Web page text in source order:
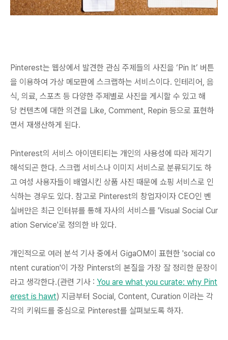
Pinterest는 웹상에서 발견한 관심 주제들의 사진을 ‘Pin It’ 버튼
을 이용하여 가상 메모판에 스크랩하는 서비스이다. 인테리어, 음
식, 의료, 스포츠 등 다양한 주제별로 사진을 게시할 수 있고 해
당 컨텐츠에 대한 의견을 Like, Comment, Repin 등으로 표현하
면서 재생산하게 된다.
Pinterest의 서비스 아이덴티티는 개인의 사용성에 따라 제각기
해석되곤 한다. 스크랩 서비스나 이미지 서비스로 분류되기도 하
고 여성 사용자들이 배열시킨 상품 사진 때문에 쇼핑 서비스로 인
식하는 경우도 있다. 참고로 Pinterest의 창업자이자 CEO인 벤
실버만은 최근 인터뷰를 통해 자사의 서비스를 'Visual Social Cur
ation Service'로 정의한 바 있다.
개인적으로 여러 분석 기사 중에서 GigaOM이 표현한 'social co
ntent curation'이 가장 Pinterst의 본질을 가장 잘 정리한 문장이
라고 생각한다.(관련 기사 : You are what you curate: why Pint
erest is hawt) 지금부터 Social, Content, Curation 이라는 각
각의 키워드를 중심으로 Pinterest를 살펴보도록 하자.